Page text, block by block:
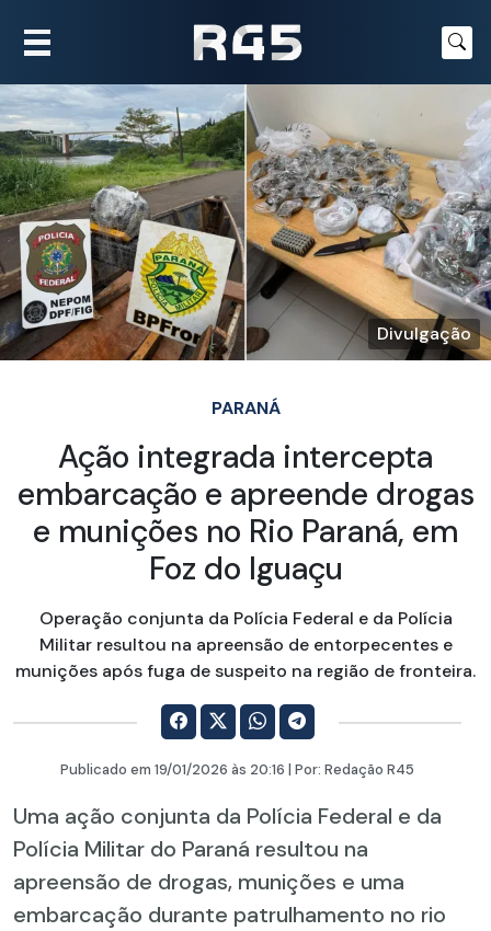
Divulgação
PARANÁ
Ação integrada intercepta
embarcação e apreende drogas
e munições no Rio Paraná, em
Foz do Iguaçu
Operação conjunta da Polícia Federal e da Polícia
Militar resultou na apreensão de entorpecentes e
munições após fuga de suspeito na região de fronteira.
Publicado em 19/01/2026 às 20:16 | Por: Redação R45
Uma ação conjunta da Polícia Federal e da
Polícia Militar do Paraná resultou na
apreensão de drogas, munições e uma
embarcação durante patrulhamento no rio